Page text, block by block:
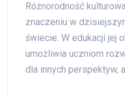
Różnorodność
znaczeniu w
świecie. W edukacji jej
umożliwia uczniom
dla innych perspektyw,